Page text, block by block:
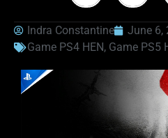
Indra Constantine
June 6,
Game PS4 HEN, Game PS5